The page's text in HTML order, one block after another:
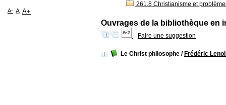
261.8 Christianisme et
Ouvrages de la bibliothèque en
Faire une suggestion
Le Christ philosophe / Frédéric
A- A A+